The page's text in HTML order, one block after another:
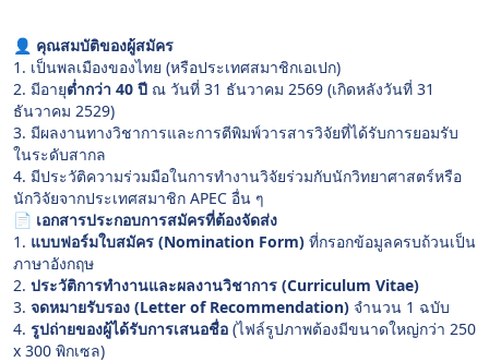
👤 คุณสมบัติของผู้สมัคร
เป็นพลเมืองของไทย (หรือประเทศสมาชิกเอเปก)
มีอายุต่ำกว่า 40 ปี ณ วันที่ 31 ธันวาคม 2569 (เกิดหลังวันที่ 31
ธันวาคม 2529)
มีผลงานทางวิชาการและการตีพิมพ์วารสารวิจัยที่ได้รับการยอมรับ
ในระดับสากล
มีประวัติความร่วมมือในการทำงานวิจัยร่วมกับนักวิทยาศาสตร์หรือ
นักวิจัยจากประเทศสมาชิก APEC อื่น ๆ
📄 เอกสารประกอบการสมัครที่ต้องจัดส่ง
แบบฟอร์มใบสมัคร (Nomination Form) ที่กรอกข้อมูลครบถ้วนเป็น
ภาษาอังกฤษ
ประวัติการทำงานและผลงานวิชาการ (Curriculum Vitae)
จดหมายรับรอง (Letter of Recommendation) จำนวน 1 ฉบับ
รูปถ่ายของผู้ได้รับการเสนอชื่อ (ไฟล์รูปภาพต้องมีขนาดใหญ่กว่า 250
x 300 พิกเซล)